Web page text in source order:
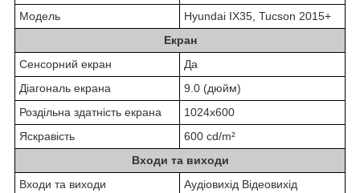
Модель
Hyundai IX35, Tucson 2015+
Екран
Сенсорний екран
Да
Діагональ екрана
9.0 (дюйм)
Роздільна здатність екрана
1024х600
Яскравість
600 cd/m²
Входи та виходи
Входи та виходи
Аудіовихід Відеовихід